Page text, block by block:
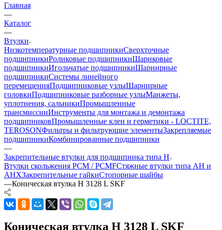
Главная
—
Каталог
—
Втулки
Низкотемпературные подшипникиСверхточные
подшипникиРоликовые подшипникиШариковые
подшипникиИгольчатые подшипникиШарнирные
подшипникиСистемы линейного
перемещенияПодшипниковые узлыШарнирные
головкиПодшипниковые разборные узлыМанжеты,
уплотнения, сальникиПромышленные
трансмиссииИнструменты для монтажа и демонтажа
подшипниковПромышленные клеи и герметики - LOCTITE,
TEROSONФильтры и фильтрующие элементыЗакрепляемые
подшипникиКомбинированные подшипники
—
Закрепительные втулки для подшипника типа H
Втулки скольжения PCM / PCMFСтяжные втулки типа AH и
AHXЗакрепительные гайкиСтопорные шайбы
—Коническая втулка H 3128 L SKF
Коническая втулка H 3128 L SKF